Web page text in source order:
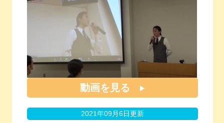
動画を見る
2021年09月6日更新